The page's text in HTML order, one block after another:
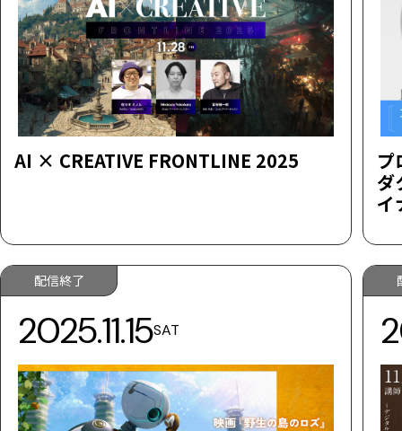
AI × CREATIVE FRONTLINE 2025
プ
ダ
イ
配信終了
2025.11.15SAT